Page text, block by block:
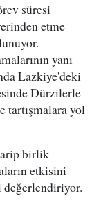
süresi
etme
yanı
Lazkiye'deki
Dürzilerle
tartışmalara yol
birlik
etkisini
değerlendiriyor.